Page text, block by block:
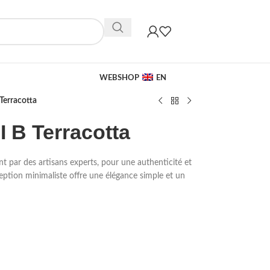
WEBSHOP EN
B Terracotta
par des artisans experts, pour une authenticité et
minimaliste offre une élégance simple et un